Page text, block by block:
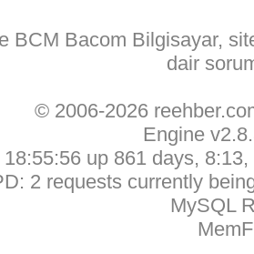
BCM Bacom Bilgisayar,
dair
© 2006-2026
Engine
18:55:56 up 861 days,
2 requests currently
MySQL